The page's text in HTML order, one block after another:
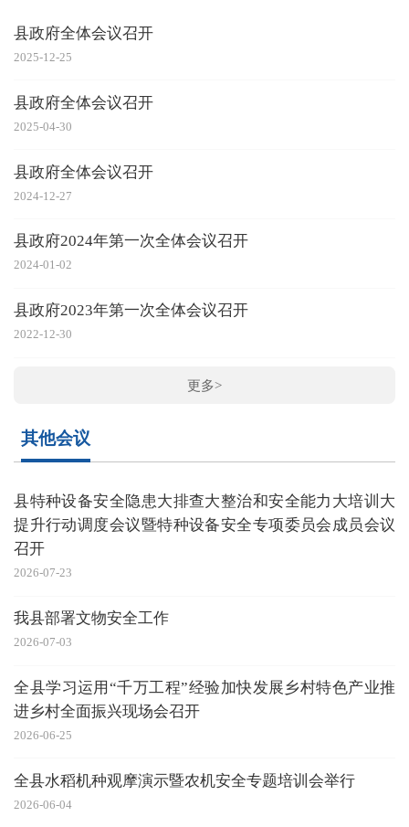
县政府全体会议召开
2025-12-25
县政府全体会议召开
2025-04-30
县政府全体会议召开
2024-12-27
县政府2024年第一次全体会议召开
2024-01-02
县政府2023年第一次全体会议召开
2022-12-30
更多>
其他会议
县特种设备安全隐患大排查大整治和安全能力大培训大
提升行动调度会议暨特种设备安全专项委员会成员会议
召开
2026-07-23
我县部署文物安全工作
2026-07-03
全县学习运用“千万工程”经验加快发展乡村特色产业推
进乡村全面振兴现场会召开
2026-06-25
全县水稻机种观摩演示暨农机安全专题培训会举行
2026-06-04